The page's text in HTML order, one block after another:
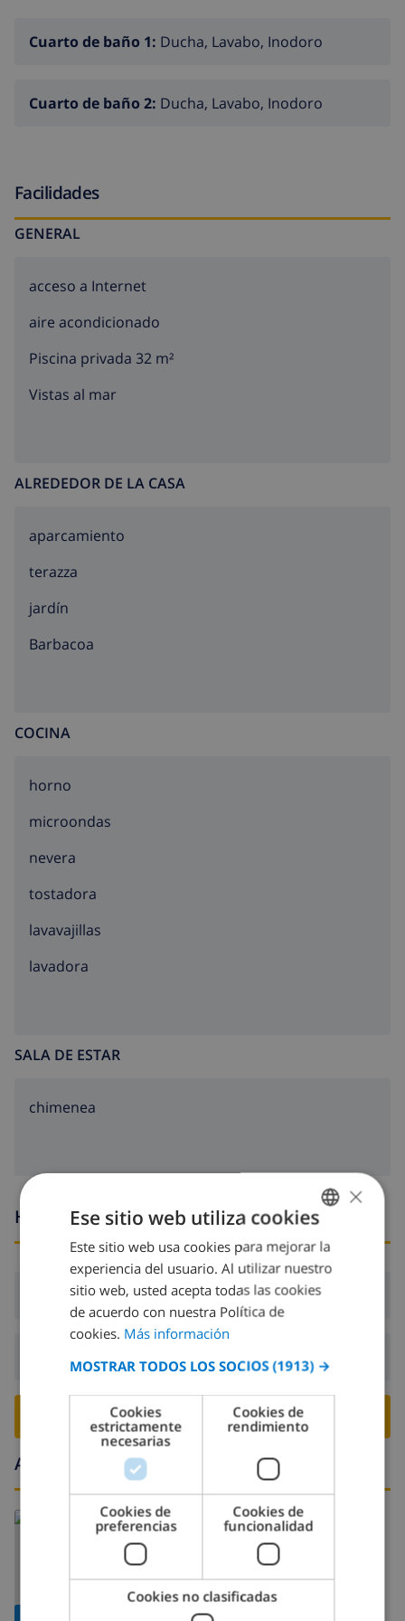
Cuarto de baño 1: Ducha, Lavabo, Inodoro
Cuarto de baño 2: Ducha, Lavabo, Inodoro
Facilidades
GENERAL
acceso a Internet
aire acondicionado
Piscina privada 32 m²
Vistas al mar
ALREDEDOR DE LA CASA
aparcamiento
terazza
jardín
barbacoa
COCINA
horno
microondas
nevera
tostadora
lavavajillas
lavadora
SALA DE ESTAR
chimenea
Horario de llegada y salida
Llegada:Desde 16:00 antes de 19:00
Salida:Antes de: 10:00
RESERVE ESTE CHALÉ ›
Alrededores
SPANISH
DUTCH
FRENCH
GERMAN
CATALAN
ITALIAN
DANISH
×
Ese sitio web utiliza cookies
Este sitio web usa cookies para mejorar la
experiencia del usuario. Al utilizar nuestro
sitio web, usted acepta todas las cookies
de acuerdo con nuestra Política de
cookies. Más información
MOSTRAR TODOS LOS SOCIOS (1913) →
Cookies
estrictamente
necesarias
Cookies de
rendimiento
Cookies de
preferencias
Cookies de
funcionalidad
Cookies no clasificadas